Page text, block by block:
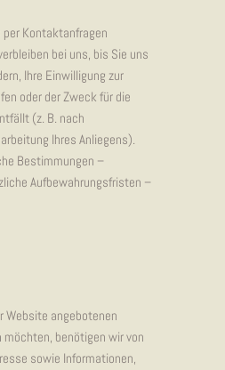
per Kontaktanfragen
bei uns, bis Sie uns
Ihre Einwilligung zur
oder der Zweck für die
(z. B. nach
Ihres Anliegens).
Bestimmungen –
Aufbewahrungsfristen –
Website angebotenen
benötigen wir von
sowie Informationen,